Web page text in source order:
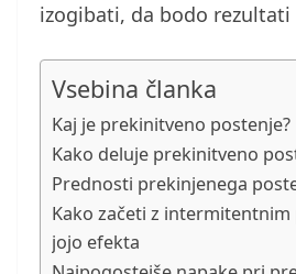
izogibati, da bodo
Vsebina članka
Kaj je prekinitveno postenje?
Kako deluje prekinitveno
Prednosti prekinjenega
Kako začeti z
jojo efekta